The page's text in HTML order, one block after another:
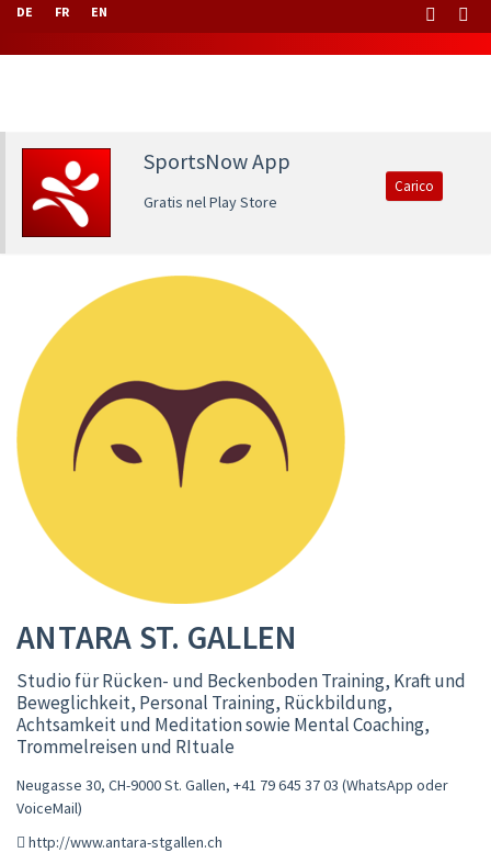
DE FR EN
SportsNow App
Gratis nel Play Store
Carico
ANTARA ST. GALLEN
Studio für Rücken- und Beckenboden Training, Kraft und
Beweglichkeit, Personal Training, Rückbildung,
Achtsamkeit und Meditation sowie Mental Coaching,
Trommelreisen und RItuale
Neugasse 30, CH-9000 St. Gallen, +41 79 645 37 03 (WhatsApp oder
VoiceMail)
http://www.antara-stgallen.ch